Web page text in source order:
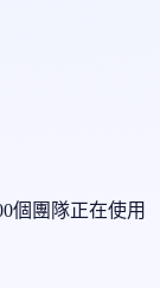
個團隊正在使用